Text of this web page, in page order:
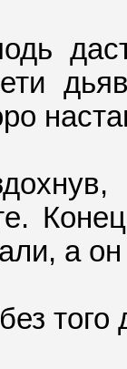
а
того